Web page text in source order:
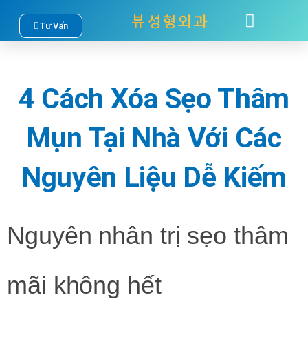
Nhảy
tới
nội
Tư Vấn
4 Cách Xóa Sẹo Thâm
Mụn Tại Nhà Với Các
Nguyên Liệu Dễ Kiếm
Nguyên nhân trị sẹo thâm
mãi không hết